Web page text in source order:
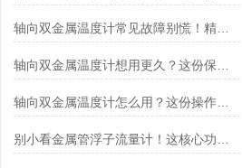
轴向双金属温度计常见故障别慌！精准定位，轻松搞定难题
轴向双金属温度计怎么用？这份操作指南，新手也能快速拿捏！